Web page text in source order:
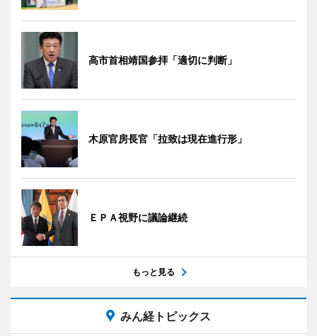
高市首相靖国参拝「適切に判断」
木原官房長官「拉致は現在進行形」
ＥＰＡ視野に議論継続
もっと見る
みん経トピックス